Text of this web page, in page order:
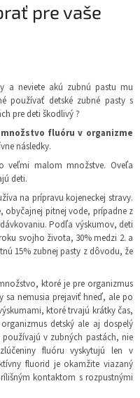
pre vaše
a neviete akú zubnú pastu mu
používať detské zubné pasty s
pre deti škodlivý ?
fluóru v organizme
následky.
veľmi malom množstve. Oveľa
deti.
na prípravu kojeneckej stravy.
obyčajnej pitnej vode, prípadne z
Podľa výskumov, deti
svojho života, 30% medzi 2. a
15% zubnej pasty z dôvodu, že
ktoré je pre organizmus
sa nemusia prejaviť hneď, ale po
ktoré trvajú krátky čas,
detský ale aj dospelý
v zubných pastách, nie
fluóru vyskytujú len v
fluorid je okamžite viazaný
kontaktom s rozpustnými